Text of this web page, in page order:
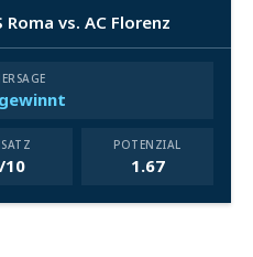
vs. AC Florenz
10
POTENZIAL
1.67